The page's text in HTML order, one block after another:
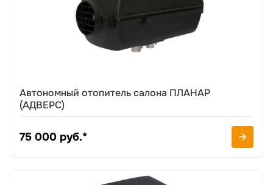
Автономный отопитель салона ПЛАНАР
(АДВЕРС)
75 000 руб.*